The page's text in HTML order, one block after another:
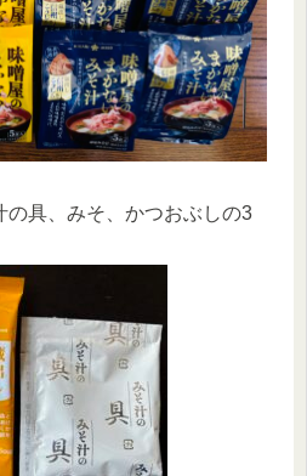
の具、みそ、かつおぶしの3